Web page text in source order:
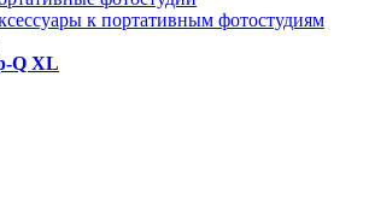
к портативным фотостудиям
Q XL